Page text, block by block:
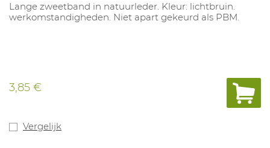
Lange zweetband in natuurleder. Kleur: lichtbruin.
werkomstandigheden. Niet apart gekeurd als PBM.
3,85 €
Vergelijk